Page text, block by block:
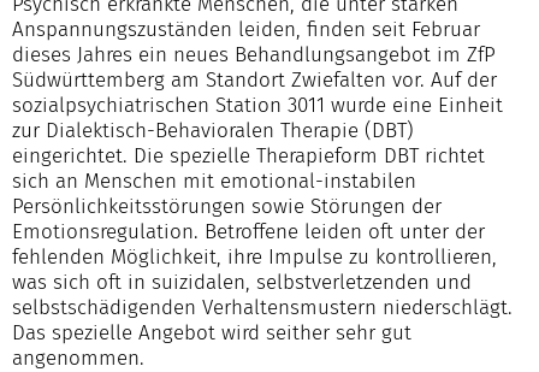
Anspannungszuständen leiden, finden seit Februar
dieses Jahres ein neues Behandlungsangebot im ZfP
Südwürttemberg am Standort Zwiefalten vor. Auf der
sozialpsychiatrischen Station 3011 wurde eine Einheit
zur Dialektisch-Behavioralen Therapie (DBT)
eingerichtet. Die spezielle Therapieform DBT richtet
sich an Menschen mit emotional-instabilen
Persönlichkeitsstörungen sowie Störungen der
Emotionsregulation. Betroffene leiden oft unter der
fehlenden Möglichkeit, ihre Impulse zu kontrollieren,
was sich oft in suizidalen, selbstverletzenden und
selbstschädigenden Verhaltensmustern niederschlägt.
Das spezielle Angebot wird seither sehr gut
angenommen.